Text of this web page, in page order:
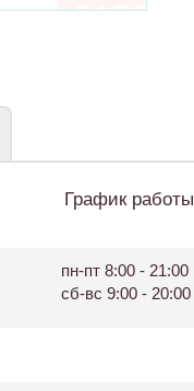
График работы
пн-пт 8:00 - 21:00
сб-вс 9:00 - 20:00